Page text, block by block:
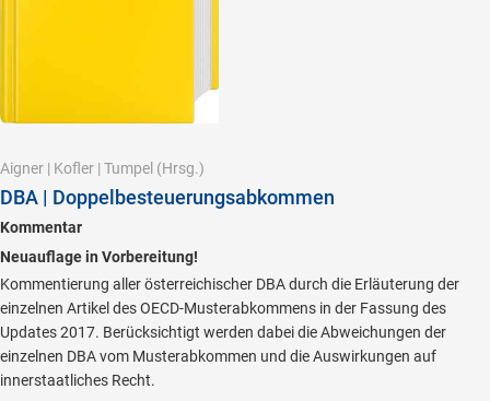
Aigner | Kofler | Tumpel (Hrsg.)
DBA | Doppelbesteuerungsabkommen
Kommentar
Neuauflage in Vorbereitung!
Kommentierung aller österreichischer DBA durch die Erläuterung der
einzelnen Artikel des OECD-Musterabkommens in der Fassung des
Updates 2017. Berücksichtigt werden dabei die Abweichungen der
einzelnen DBA vom Musterabkommen und die Auswirkungen auf
innerstaatliches Recht.